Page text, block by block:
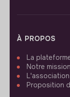
À PROPOS
La
Notre
Proposition